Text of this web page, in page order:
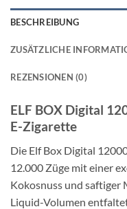
BESCHREIBUNG
ZUSÄTZLICHE
REZENSIONEN (0)
ELF BOX Digital
E-Zigarette
Die Elf Box Digital
12.000 Züge mit einer
Kokosnuss und saftiger
Liquid-Volumen